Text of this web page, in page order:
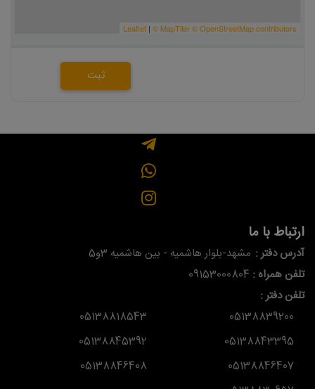
Leaflet | © MapTiler© OpenStreetMap contributors
ثبت
ارتباط با ما
آدرس دفتر : مشهد-بلوار هاشمیه - بین هاشمیه 3و5
تلفن همراه : 09153000804
تلفن دفتر :
05138839200
05138818543
05138843395
05138845392
05138846407
05138846408